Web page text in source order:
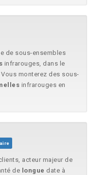
de sous-ensembles
infrarouges, dans le
monterez des sous-
infrarouges en
acteur majeur de
de longue date à